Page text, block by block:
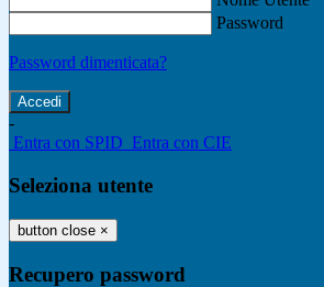
Password
Password dimenticata?
-
Entra con SPID Entra con CIE
Seleziona utente
button close ×
Recupero password